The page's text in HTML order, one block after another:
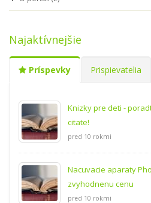
Najaktívnejšie
Príspevky Prispievatelia
Knizky pre deti -
citate!
pred 10 rokmi
Nacuvacie aparaty
zvyhodnenu cenu
pred 10 rokmi